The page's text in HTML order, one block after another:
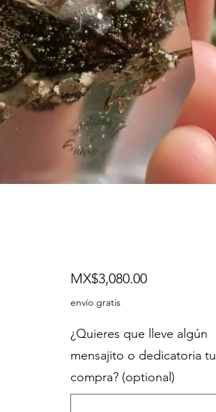
MX$3,080.00Price
envío gratis
¿Quieres que lleve algún
mensajito o dedicatoria tu
compra? (optional)